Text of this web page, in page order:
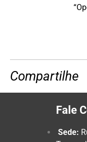
Compartilhe
Fale
Sede: